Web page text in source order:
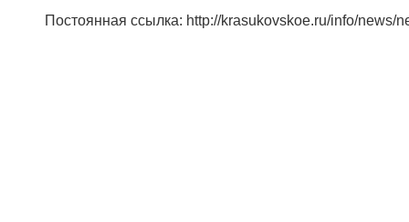
Постоянная ссылка: http://krasukovskoe.ru/info/news/